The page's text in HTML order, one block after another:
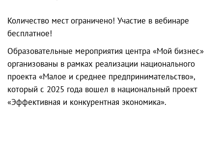
Количество мест ограничено! Участие в вебинаре
бесплатное!
Образовательные мероприятия центра «Мой бизнес»
организованы в рамках реализации национального
проекта «Малое и среднее предпринимательство»,
который с 2025 года вошел в национальный проект
«Эффективная и конкурентная экономика».